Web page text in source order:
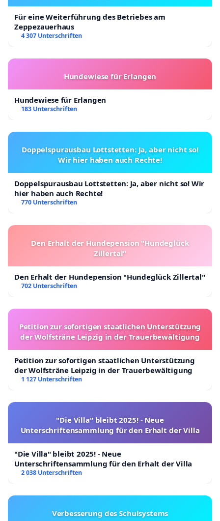
Für eine Weiterführung des Betriebes am
Zeppezauerhaus
4 307 Unterschriften
Hundewiese für Erlangen
Hundewiese für Erlangen
183 Unterschriften
Doppelspurausbau Lottstetten: Ja, aber nicht so!
Wir hier haben auch Rechte!
Doppelspurausbau Lottstetten: Ja, aber nicht so! Wir
hier haben auch Rechte!
770 Unterschriften
Den Erhalt der Hundepension "Hundeglück
Zillertal"
Den Erhalt der Hundepension "Hundeglück Zillertal"
702 Unterschriften
Petition zur sofortigen staatlichen Unterstützung
der Wolfsträne Leipzig in der Trauerbewältigung
Petition zur sofortigen staatlichen Unterstützung
der Wolfsträne Leipzig in der Trauerbewältigung
1 127 Unterschriften
"Die Villa" bleibt 2025! - Neue
Unterschriftensammlung für den Erhalt der Villa
"Die Villa" bleibt 2025! - Neue
Unterschriftensammlung für den Erhalt der Villa
2 038 Unterschriften
Verbesserung des Schulsystems